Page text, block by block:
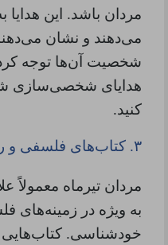
مردان باشد. این
می‌دهند و نشان
شخصیت آن‌ها توجه
هدایای شخصی‌سازی
کنید.
۳. کتاب‌های فلسفی و
مردان تیرماه معمولاً
به ویژه در زمینه‌های
خودشناسی.